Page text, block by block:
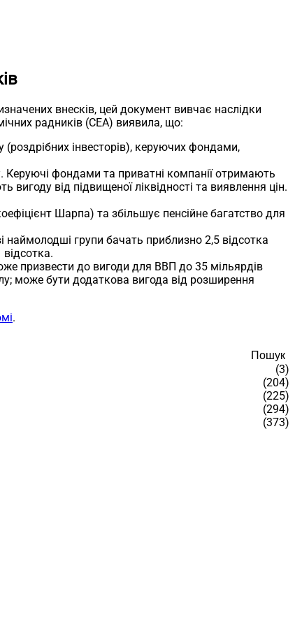
внесків, цей документ вивчає наслідки
радників (CEA) виявила, що:
(роздрібних інвесторів), керуючих фондами,
Керуючі фондами та приватні компанії отримають
вигоду від підвищеної ліквідності та виявлення цін.
Шарпа) та збільшує пенсійне багатство для
групи бачать приблизно 2,5 відсотка
призвести до вигоди для ВВП до 35 мільярдів
може бути додаткова вигода від розширення
.
Пошук
(3)
(204)
(225)
(294)
(373)